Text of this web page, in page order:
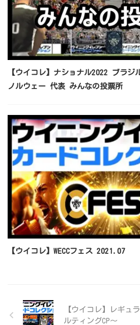
【ウイコレ】ナショナル2022 ブラジ
ノルウェー 代表 みんなの投票所
【ウイコレ】WECCフェス 2021.07
【ウイコレ】レギュ
ルティングCP～